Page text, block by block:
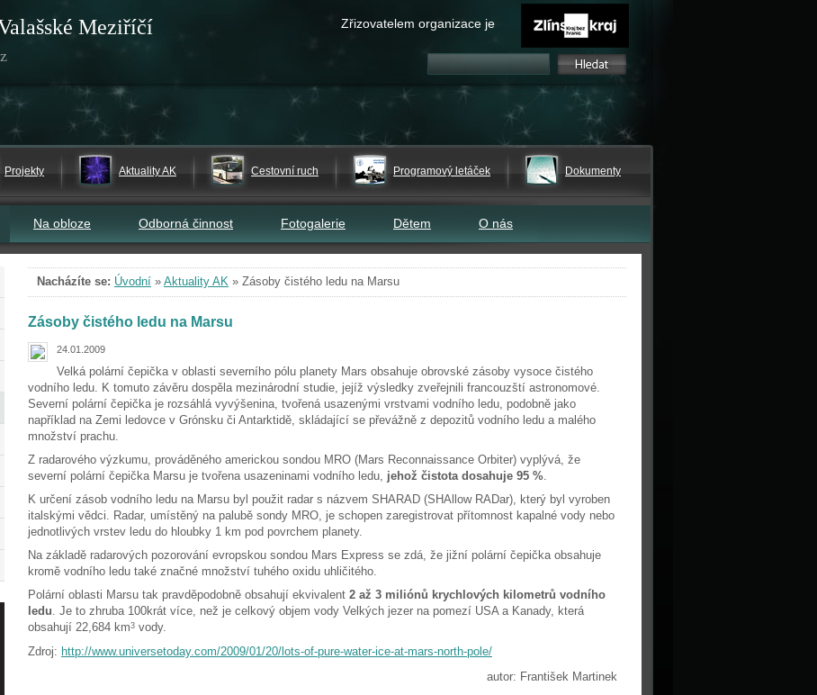
Meziříčí Zřizovatelem organizace je
Projekty Aktuality AK Cestovní ruch Programový letáček Dokumenty
Na obloze Odborná činnost Fotogalerie Dětem O nás
Nacházíte se: Úvodní » Aktuality AK » Zásoby čistého ledu na Marsu
Zásoby čistého ledu na Marsu
24.01.2009
Velká polární čepička v oblasti severního pólu planety Mars obsahuje obrovské zásoby vysoce čistého
vodního ledu. K tomuto závěru dospěla mezinárodní studie, jejíž výsledky zveřejnili francouzští astronomové.
Severní polární čepička je rozsáhlá vyvýšenina, tvořená usazenými vrstvami vodního ledu, podobně jako
například na Zemi ledovce v Grónsku či Antarktidě, skládající se převážně z depozitů vodního ledu a malého
množství prachu.
Z radarového výzkumu, prováděného americkou sondou MRO (Mars Reconnaissance Orbiter) vyplývá, že
severní polární čepička Marsu je tvořena usazeninami vodního ledu, jehož čistota dosahuje 95 %.
K určení zásob vodního ledu na Marsu byl použit radar s názvem SHARAD (SHAllow RADar), který byl vyroben
italskými vědci. Radar, umístěný na palubě sondy MRO, je schopen zaregistrovat přítomnost kapalné vody nebo
jednotlivých vrstev ledu do hloubky 1 km pod povrchem planety.
Na základě radarových pozorování evropskou sondou Mars Express se zdá, že jižní polární čepička obsahuje
kromě vodního ledu také značné množství tuhého oxidu uhličitého.
Polární oblasti Marsu tak pravděpodobně obsahují ekvivalent 2 až 3 miliónů krychlových kilometrů vodního
ledu. Je to zhruba 100krát více, než je celkový objem vody Velkých jezer na pomezí USA a Kanady, která
obsahují 22,684 km3 vody.
Zdroj: http://www.universetoday.com/2009/01/20/lots-of-pure-water-ice-at-mars-north-pole/
autor: František Martinek